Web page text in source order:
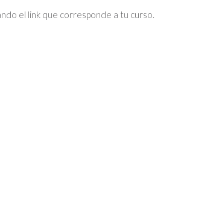
el link que corresponde a tu curso.